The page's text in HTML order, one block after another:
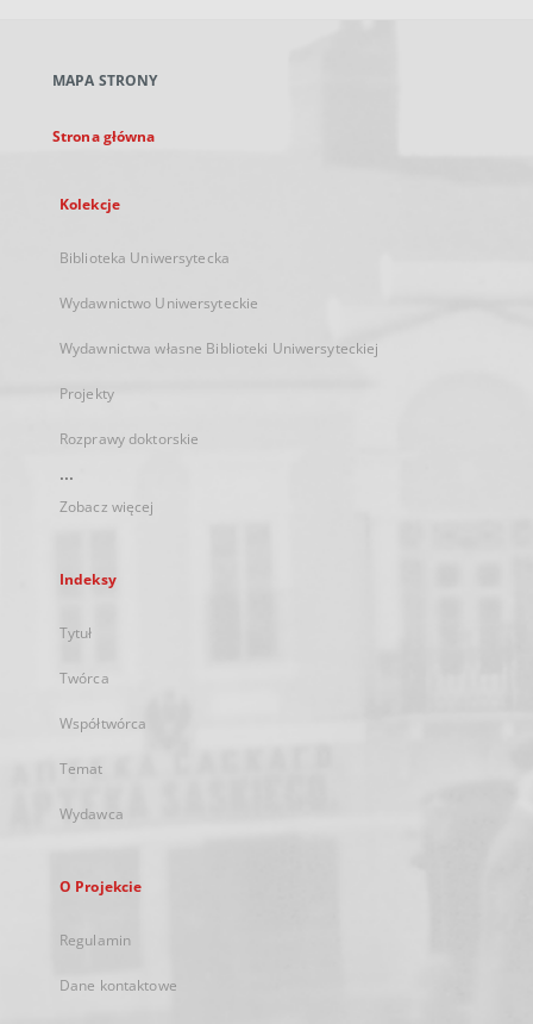
karcie
MAPA STRONY
Strona główna
Kolekcje
Biblioteka Uniwersytecka
Wydawnictwo Uniwersyteckie
Wydawnictwa własne Biblioteki Uniwersyteckiej
Projekty
Rozprawy doktorskie
...
Zobacz więcej
Indeksy
Tytuł
Twórca
Współtwórca
Temat
Wydawca
O Projekcie
Regulamin
Dane kontaktowe